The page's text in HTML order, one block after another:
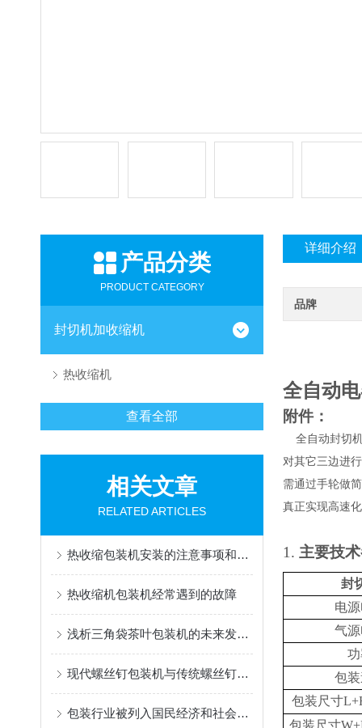
产品分类
PRODUCT CATEGORY
封切机加收缩机
热收缩机
查看全部
相关文章
RELATED ARTICLES
热收缩包装机安装的注意事项和使用说明
热收缩机包装机经常遇到的故障
浅析三角袋茶叶包装机的未来发展趋势
现代螺丝钉包装机与传统螺丝钉包装机的区别
包装行业被列入国民经济和社会发展规划
详细介绍
品牌
全自动
附件：
全自动封切
对其它三边进
需通过手轮做
真正实现高速
1. 主要技
封
电源
气源
包
包装尺寸
包装尺寸